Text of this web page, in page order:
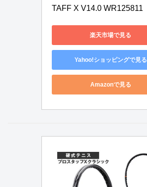
TAFF X V14.0 WR125811
楽天市場で見る
Yahoo!ショッピングで見る
Amazonで見る